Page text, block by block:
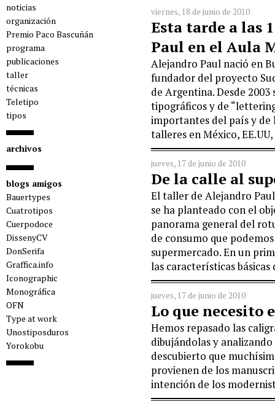
noticias
organización
Premio Paco Bascuñán
programa
publicaciones
taller
técnicas
Teletipo
tipos
archivos
blogs amigos
Bauertypes
Cuatrotipos
Cuerpodoce
DissenyCV
DonSerifa
Graffica.info
Iconographic
Monográfica
OFN
Type at work
Unostiposduros
Yorokobu
viernes, 18 de junio de 2010
Esta tarde a las
Paul en el Aula
Alejandro Paul nació en
fundador del proyecto
de Argentina. Desde
tipográficos y de
importantes del país y de
talleres en México,
jueves, 17 de junio de 2010
De la calle al
El taller de Alejandro
se ha planteado con el
panorama general del
de consumo que
supermercado. En un
las características
jueves, 17 de junio de 2010
Lo que necesito
Hemos repasado las
dibujándolas y
descubierto que
provienen de los
intención de los